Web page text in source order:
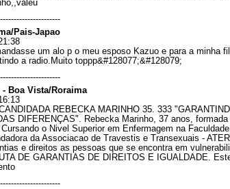
Pais-Japao
um alo p o meu esposo Kazuo e para a minha
a radio.Muito toppp&#128077;&#128079;
Boa Vista/Roraima
REBECKA MARINHO 35. 333
DIFERENÇAS". Rebecka Marinho, 37 anos, formada
Cursando o Nivel Superior em Enfermagem na Faculdade
da Associacao de Travestis e Transexuais -
e direitos as pessoas que se encontra em
DE GARANTIAS DE DIREITOS E IGUALDADE.